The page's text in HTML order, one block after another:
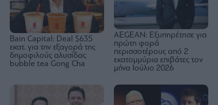
Bain Capital: Deal $635
εκατ. για την εξαγορά της
δημοφιλούς αλυσίδας
bubble tea Gong Cha
AEGEAN: Εξυπηρέτησε για
πρώτη φορά
περισσοτέρους από 2
εκατομμύρια επιβάτες τον
μήνα Ιούλιο 2026